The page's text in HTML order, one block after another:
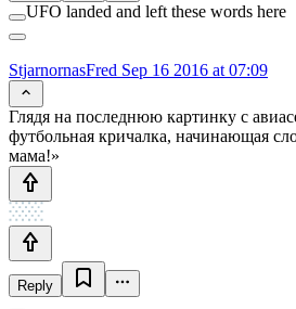
UFO landed and left these words here
StjarnornasFred Sep 16 2016 at 07:09
Глядя на последнюю картинку с
футбольная кричалка, начинающая
мама!»
Reply